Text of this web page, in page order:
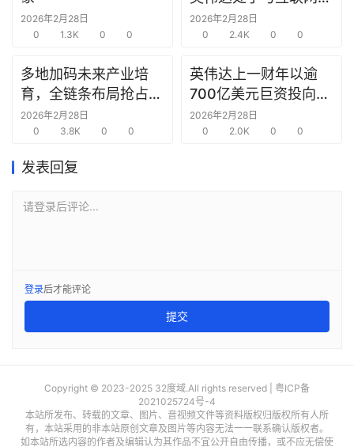
商
合
圈
2026年2月28日
0
1.3K 0 0
沫时期思科同样的“危
险境地”
2026年2月28日
0
2.4K 0 0
多地加码未来产业培
育，全链条布局抢占新
赛道先机
2026年2月28日
0
3.8K 0 0
英伟达上一财年以逾
700亿美元巨资投向合
作方，竭力巩固AI芯片
需求
2026年2月28日
0
2.0K 0 0
发表回复
请登录后评论...
登录后才能评论
提交
Copyright © 2023-2025 32度域.All rights reserved | 粤ICP备
2021025724号-4
本站所发布、转载的文章、图片、音视频文件等资料版权归版权所有人所
有，本站采用的非本站原创文章及图片等内容无法一一联系确认版权者。
如本站所选内容的作者及编辑认为其作品不宜公开自由传播，或不应无偿使